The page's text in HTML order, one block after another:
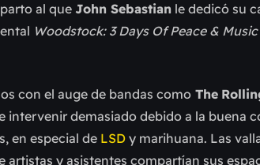
al que John Sebastian le dedicó su
Woodstock: 3 Days Of Peace & Music
con el auge de bandas como The
intervenir demasiado debido a la buena
en especial de LSD y marihuana. Las
artistas y asistentes compartían sus